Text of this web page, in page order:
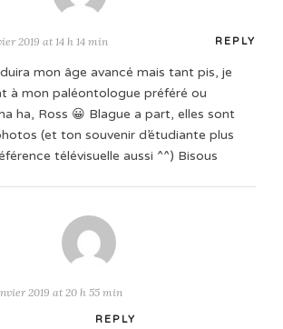
2019 at 14 h 14 min REPLY
mon âge avancé mais tant pis, je
à mon paléontologue préféré ou
ha, Ross 😀 Blague a part, elles sont
(et ton souvenir d’étudiante plus
télévisuelle aussi ^^) Bisous
2019 at 20 h 55 min
REPLY